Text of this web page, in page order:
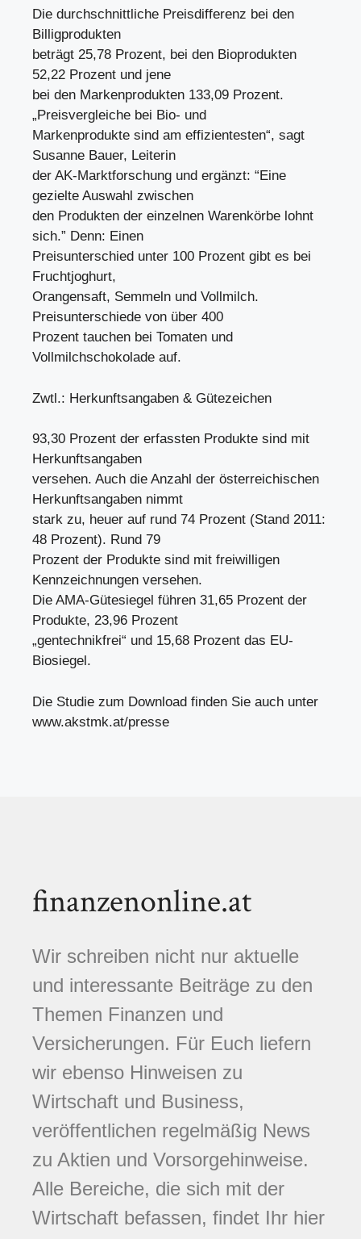
Die durchschnittliche Preisdifferenz bei den
Billigprodukten
beträgt 25,78 Prozent, bei den Bioprodukten
52,22 Prozent und jene
bei den Markenprodukten 133,09 Prozent.
„Preisvergleiche bei Bio- und
Markenprodukte sind am effizientesten“, sagt
Susanne Bauer, Leiterin
der AK-Marktforschung und ergänzt: “Eine
gezielte Auswahl zwischen
den Produkten der einzelnen Warenkörbe lohnt
sich.” Denn: Einen
Preisunterschied unter 100 Prozent gibt es bei
Fruchtjoghurt,
Orangensaft, Semmeln und Vollmilch.
Preisunterschiede von über 400
Prozent tauchen bei Tomaten und
Vollmilchschokolade auf.
Zwtl.: Herkunftsangaben & Gütezeichen
93,30 Prozent der erfassten Produkte sind mit
Herkunftsangaben
versehen. Auch die Anzahl der österreichischen
Herkunftsangaben nimmt
stark zu, heuer auf rund 74 Prozent (Stand 2011:
48 Prozent). Rund 79
Prozent der Produkte sind mit freiwilligen
Kennzeichnungen versehen.
Die AMA-Gütesiegel führen 31,65 Prozent der
Produkte, 23,96 Prozent
„gentechnikfrei“ und 15,68 Prozent das EU-
Biosiegel.
Die Studie zum Download finden Sie auch unter
www.akstmk.at/presse
finanzenonline.at
Wir schreiben nicht nur aktuelle
und interessante Beiträge zu den
Themen Finanzen und
Versicherungen. Für Euch liefern
wir ebenso Hinweisen zu
Wirtschaft und Business,
veröffentlichen regelmäßig News
zu Aktien und Vorsorgehinweise.
Alle Bereiche, die sich mit der
Wirtschaft befassen, findet Ihr hier